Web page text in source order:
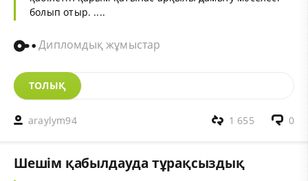
болып отыр. ....
Дипломдық жұмыстар
ТОЛЫҚ
araylym94 0
1 655
Шешім қабылдауда тұрақсыздық